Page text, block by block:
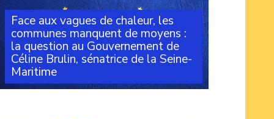
Face aux vagues de chaleur, les
communes manquent de moyens :
la question au Gouvernement de
Céline Brulin, sénatrice de la Seine-
Maritime
Lors des Questions au Gouvernement, la